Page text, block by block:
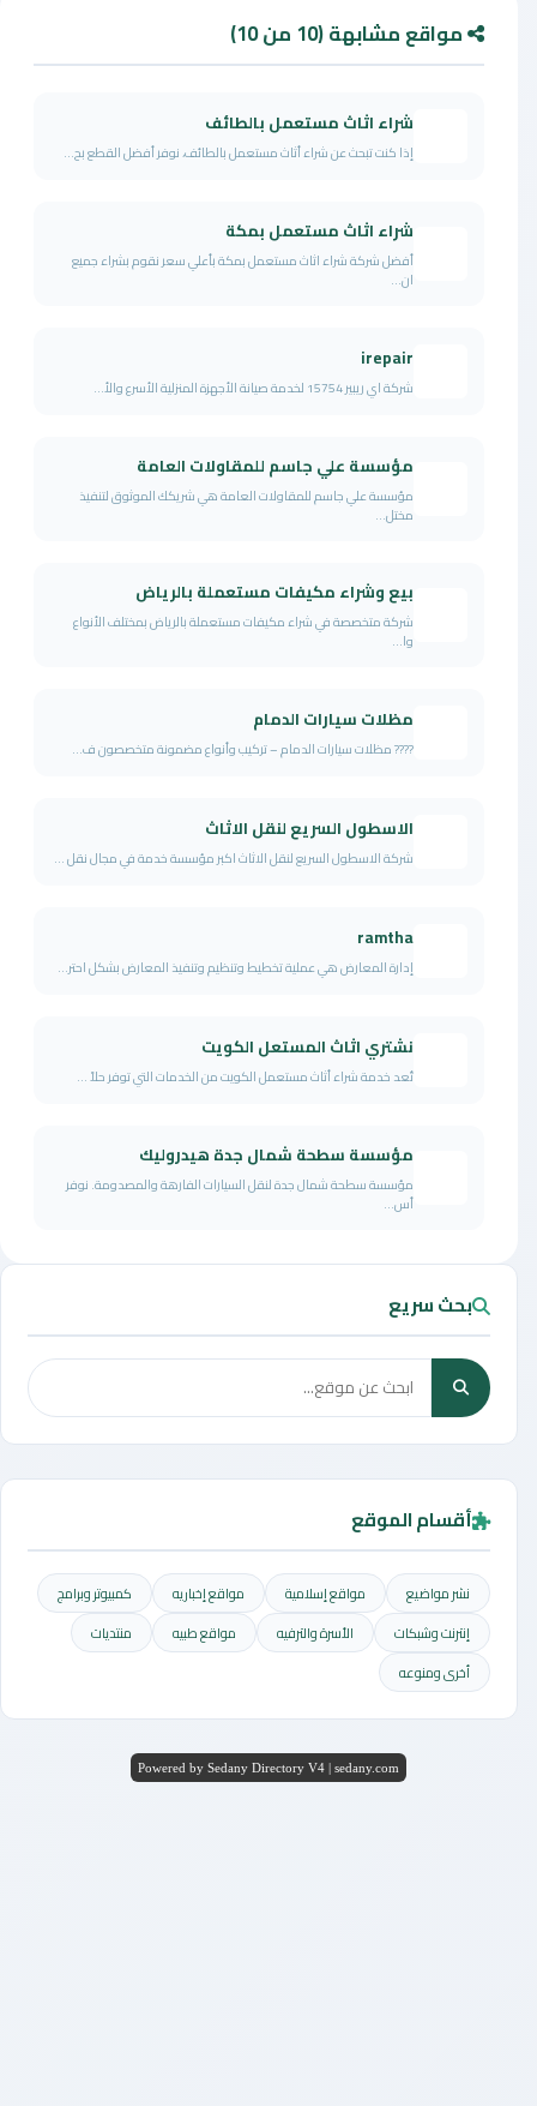
مواقع مشابهة (10 من 10)
شراء اثاث مستعمل بالطائف
إذا كنت تبحث عن شراء أثاث مستعمل بالطائف، نوفر أفضل القطع بح...
شراء اثاث مستعمل بمكة
أفضل شركة شراء اثاث مستعمل بمكة بأعلي سعر نقوم بشراء جميع
ان...
irepair
شركة اي ريبير 15754 لخدمة صيانة الأجهزة المنزلية الأسرع والأ...
مؤسسة علي جاسم للمقاولات العامة
مؤسسة علي جاسم للمقاولات العامة هي شريكك الموثوق لتنفيذ
مختل...
بيع وشراء مكيفات مستعملة بالرياض
شركة متخصصة في شراء مكيفات مستعملة بالرياض بمختلف الأنواع
وا...
مظلات سيارات الدمام
???? مظلات سيارات الدمام – تركيب وأنواع مضمونة متخصصون ف...
الاسطول السريع لنقل الاثاث
شركة الاسطول السريع لنقل الاثاث اكبر مؤسسة خدمة في مجال نقل ...
ramtha
إدارة المعارض هي عملية تخطيط وتنظيم وتنفيذ المعارض بشكل احتر...
نشتري اثاث المستعل الكويت
تُعد خدمة شراء أثاث مستعمل الكويت من الخدمات التي توفر حلاً ...
مؤسسة سطحة شمال جدة هيدروليك
مؤسسة سطحة شمال جدة لنقل السيارات الفارهة والمصدومة. نوفر
أس...
بحث سريع
أقسام الموقع
نشر مواضيع مواقع إسلامية مواقع إخباريه
كمبيوتر وبرامج
إنترنت وشبكات
الأسرة والترفيه مواقع طبيه
منتديات
أخرى ومنوعه
Powered by Sedany Directory V4 | sedany.com